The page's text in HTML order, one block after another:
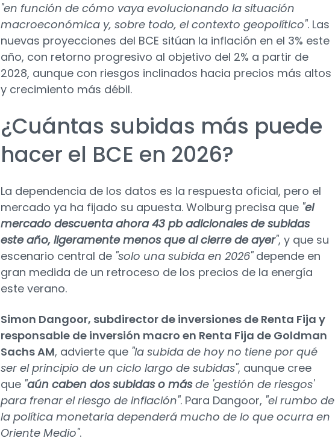
"en función de cómo vaya evolucionando la situación
macroeconómica y, sobre todo, el contexto geopolítico". Las
nuevas proyecciones del BCE sitúan la inflación en el 3% este
año, con retorno progresivo al objetivo del 2% a partir de
2028, aunque con riesgos inclinados hacia precios más altos
y crecimiento más débil.
¿Cuántas subidas más puede
hacer el BCE en 2026?
La dependencia de los datos es la respuesta oficial, pero el
mercado ya ha fijado su apuesta. Wolburg precisa que "el
mercado descuenta ahora 43 pb adicionales de subidas
este año, ligeramente menos que al cierre de ayer", y que su
escenario central de "solo una subida en 2026"depende en
gran medida de un retroceso de los precios de la energía
este verano.
Simon Dangoor, subdirector de inversiones de Renta Fija y
responsable de inversión macro en Renta Fija de Goldman
Sachs AM, advierte que "la subida de hoy no tiene por qué
ser el principio de un ciclo largo de subidas", aunque cree
que "aún caben dos subidas o másde 'gestión de riesgos'
para frenar el riesgo de inflación". Para Dangoor, "el rumbo de
la política monetaria dependerá mucho de lo que ocurra en
Oriente Medio".